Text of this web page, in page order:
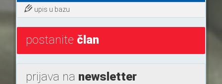
upis u bazu
postanite član
prijava na newsletter